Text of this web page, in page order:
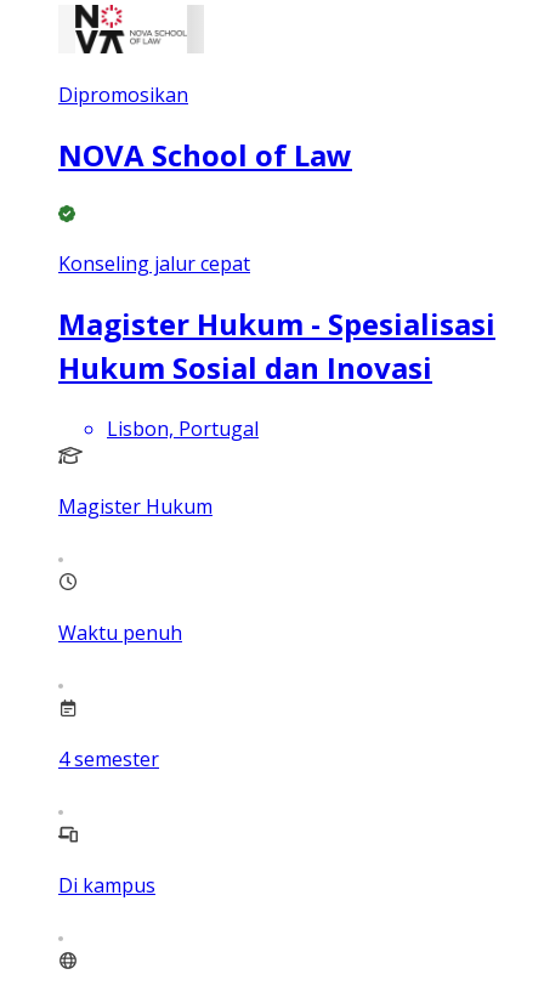
Dipromosikan
NOVA School of Law
Konseling jalur cepat
Magister Hukum - Spesialisasi
Hukum Sosial dan Inovasi
Lisbon, Portugal
Magister Hukum
Waktu penuh
4semester
Di kampus